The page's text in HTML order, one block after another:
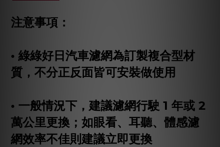
注意事項：
• 綠綠好日汽車濾網為訂製複合型材
質，不分正反面皆可安裝做使用
• 一般情況下，建議濾網行駛 1 年或 2
萬公里更換；如眼看、耳聽、體感濾
網效率不佳則建議立即更換